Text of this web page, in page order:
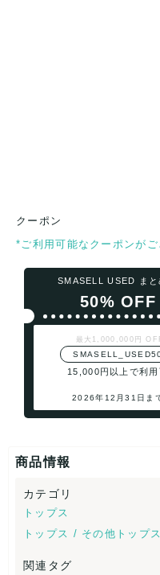
クーポン
*ご利用可能なクーポンが
SMASELL USED まと
50% OFF
最大1,000,000円
15,000円以上で利用
2026年12月31日ま
商品情報
カテゴリ
トップス
トップス / その他トップス
関連タグ